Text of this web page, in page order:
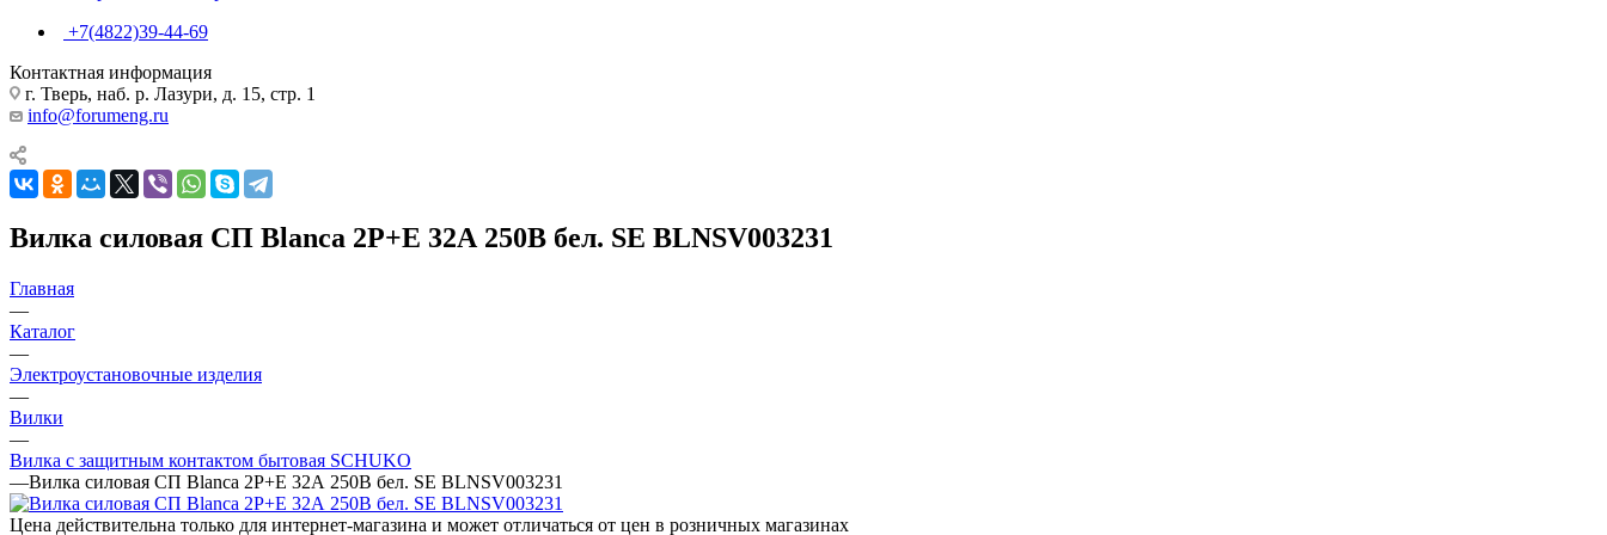
+7(4822)39-44-69
Контактная информация
г. Тверь, наб. р. Лазури, д. 15, стр. 1
info@forumeng.ru
Вилка силовая СП Blanca 2P+E 32А 250В бел. SE BLNSV003231
Главная
—
Каталог
—
Электроустановочные изделия
—
Вилки
—
Вилка с защитным контактом бытовая SCHUKO
—Вилка силовая СП Blanca 2P+E 32А 250В бел. SE BLNSV003231
Цена действительна только для интернет-магазина и может отличаться от цен в розничных магазинах